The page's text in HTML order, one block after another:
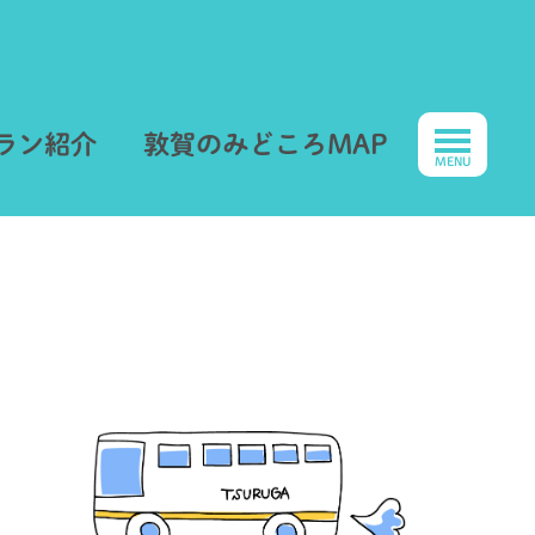
ン紹介 敦賀のみどころMAP
MENU